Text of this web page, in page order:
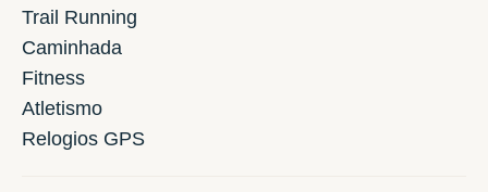
Trail Running
Caminhada
Fitness
Atletismo
Relogios GPS